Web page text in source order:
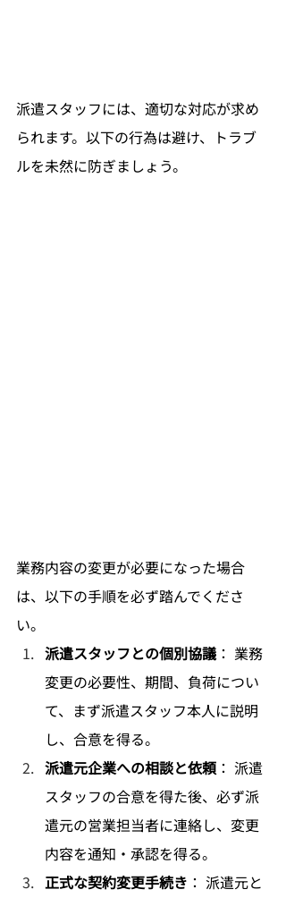
派遣スタッフには、適切な対応が求め
られます。以下の行為は避け、トラブ
ルを未然に防ぎましょう。
業務内容の変更が必要になった場合
は、以下の手順を必ず踏んでくださ
い。
派遣スタッフとの個別協議 ： 業務
変更の必要性、期間、負荷につい
て、まず派遣スタッフ本人に説明
し、合意を得る。
派遣元企業への相談と依頼 ： 派遣
スタッフの合意を得た後、必ず派
遣元の営業担当者に連絡し、変更
内容を通知・承認を得る。
正式な契約変更手続き ： 派遣元と